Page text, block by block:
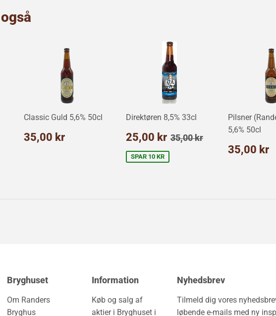
Classic Guld 5,6% 50cl
Normalpris
35,00 kr
Direktøren 8,5% 33cl
Udsalgspris
25,00 kr 25,00
kr
Normalpris
35,00 kr 35,00 kr
SPAR 10 KR
Pilsner
5,6% 50cl
35,00 kr
Bryghuset
Om Randers
Bryghus
Information
Køb og salg af
aktier i Bryghuset i
Nyhedsbrev
Tilmeld dig vores
løbende e-mails med ny